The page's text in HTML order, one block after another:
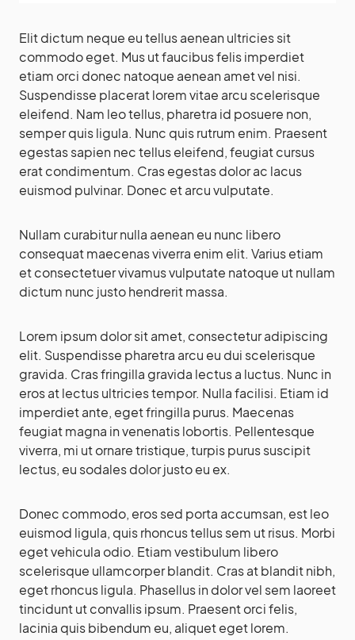
Elit dictum neque eu tellus aenean ultricies sit
commodo eget. Mus ut faucibus felis imperdiet
etiam orci donec natoque aenean amet vel nisi.
Suspendisse placerat lorem vitae arcu scelerisque
eleifend. Nam leo tellus, pharetra id posuere non,
semper quis ligula. Nunc quis rutrum enim. Praesent
egestas sapien nec tellus eleifend, feugiat cursus
erat condimentum. Cras egestas dolor ac lacus
euismod pulvinar. Donec et arcu vulputate.
Nullam curabitur nulla aenean eu nunc libero
consequat maecenas viverra enim elit. Varius etiam
et consectetuer vivamus vulputate natoque ut nullam
dictum nunc justo hendrerit massa.
Lorem ipsum dolor sit amet, consectetur adipiscing
elit. Suspendisse pharetra arcu eu dui scelerisque
gravida. Cras fringilla gravida lectus a luctus. Nunc in
eros at lectus ultricies tempor. Nulla facilisi. Etiam id
imperdiet ante, eget fringilla purus. Maecenas
feugiat magna in venenatis lobortis. Pellentesque
viverra, mi ut ornare tristique, turpis purus suscipit
lectus, eu sodales dolor justo eu ex.
Donec commodo, eros sed porta accumsan, est leo
euismod ligula, quis rhoncus tellus sem ut risus. Morbi
eget vehicula odio. Etiam vestibulum libero
scelerisque ullamcorper blandit. Cras at blandit nibh,
eget rhoncus ligula. Phasellus in dolor vel sem laoreet
tincidunt ut convallis ipsum. Praesent orci felis,
lacinia quis bibendum eu, aliquet eget lorem.